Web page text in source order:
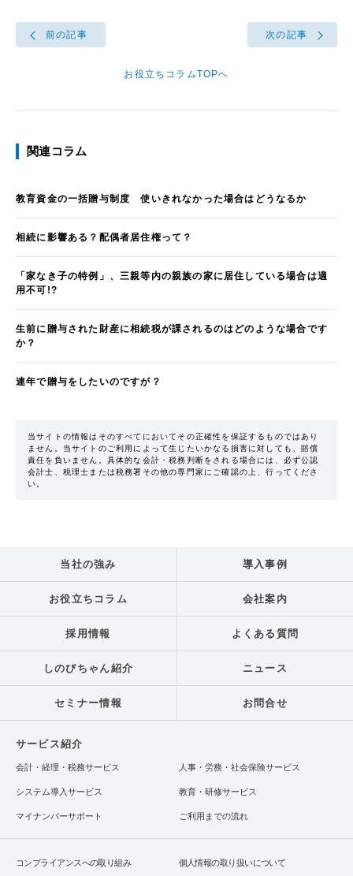
前の記事
お役立ちコラムTOPへ
次の記事
関連コラム
教育資金の一括贈与制度 使いきれなかった場合はどうなるか
相続に影響ある？配偶者居住権って？
「家なき子の特例」、三親等内の親族の家に居住している場合は適
用不可!?
生前に贈与された財産に相続税が課されるのはどのような場合です
か？
連年で贈与をしたいのですが？
当サイトの情報はそのすべてにおいてその正確性を保証するものではあり
ません。当サイトのご利用によって生じたいかなる損害に対しても、賠償
責任を負いません。具体的な会計・税務判断をされる場合には、必ず公認
会計士、税理士または税務署その他の専門家にご確認の上、行ってくださ
い。
当社の強み 導入事例
お役立ちコラム 会社案内
採用情報 よくある質問
しのびちゃん紹介 ニュース
セミナー情報 お問合せ
サービス紹介
会計・経理・税務サービス 人事・労務・社会保険サービス
システム導入サービス 教育・研修サービス
マイナンバーサポート ご利用までの流れ
コンプライアンスへの取り組み 個人情報の取り扱いについて